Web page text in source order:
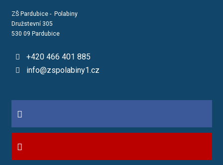
ZŠ Pardubice - Polabiny
Družstevní 305
530 09 Pardubice
+420 466 401 885
info@zspolabiny1.cz